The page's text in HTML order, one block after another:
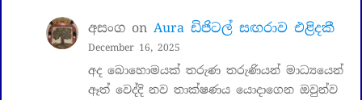
අසංග on Aura ඩිජිටල් සඟරාව එළිදකී
December 16, 2025
අද බොහොමයක් තරුණ තරුණියන් මාධ්‍යයෙන්
ඈත් වෙද්දි නව තාක්ෂණය යොදාගෙන ඔවුන්ව